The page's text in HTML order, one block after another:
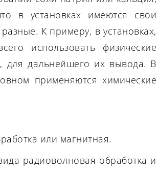
в установках имеются свои
К примеру, в установках,
использовать физические
для дальнейшего их вывода. В
применяются химические
или магнитная.
радиоволновая обработка и